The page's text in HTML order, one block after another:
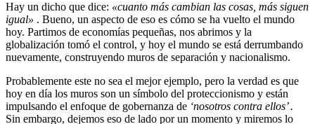
Hay un dicho que dice: «cuanto más cambian las cosas, más siguen
igual» . Bueno, un aspecto de eso es cómo se ha vuelto el mundo
hoy. Partimos de economías pequeñas, nos abrimos y la
globalización tomó el control, y hoy el mundo se está derrumbando
nuevamente, construyendo muros de separación y nacionalismo.
Probablemente este no sea el mejor ejemplo, pero la verdad es que
hoy en día los muros son un símbolo del proteccionismo y están
impulsando el enfoque de gobernanza de ‘nosotros contra ellos’ .
Sin embargo, dejemos eso de lado por un momento y miremos lo